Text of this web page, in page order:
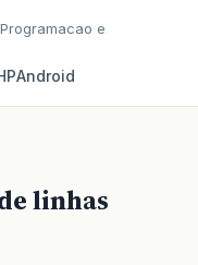
e
Android
linhas